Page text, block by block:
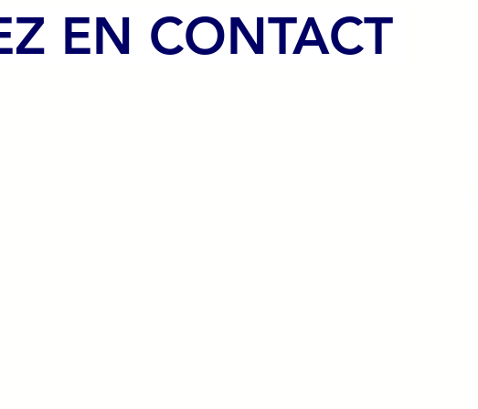
EN CONTACT